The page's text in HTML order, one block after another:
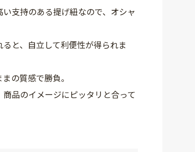
支持のある提げ紐なので、オシャ
と、自立して利便性が得られま
の質感で勝負。
品のイメージにピッタリと合って